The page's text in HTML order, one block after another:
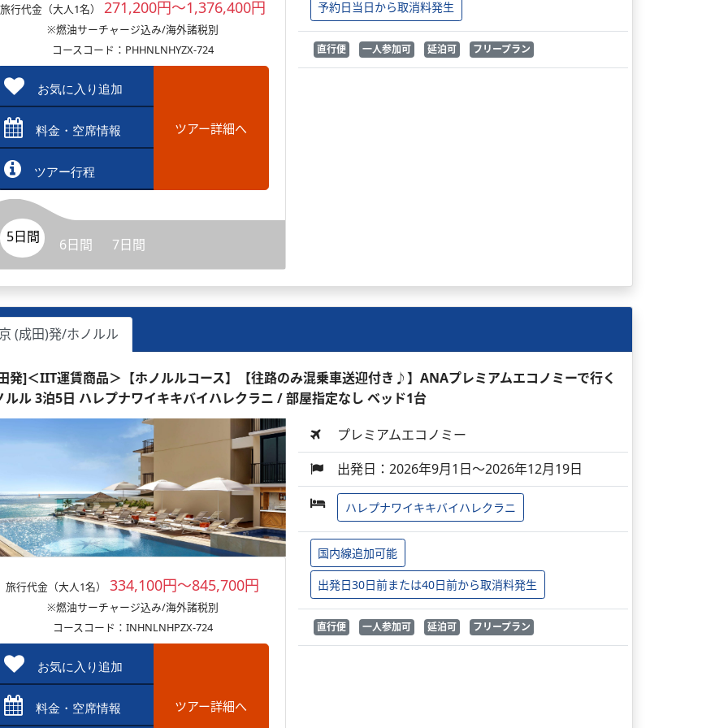
旅行代金（大人1名） 271,200円～1,376,400円
※燃油サーチャージ込み/海外諸税別
コースコード：PHHNLNHYZX-724
お気に入り追加
料金・空席情報
ツアー行程
ツアー詳細へ
5日間 6日間 7日間
予約日当日から取消料発生
直行便 一人参加可 延泊可 フリープラン
(成田)発/ホノルル
発]＜IIT運賃商品＞【ホノルルコース】【往路のみ混乗車送迎付き♪】ANAプレミアムエコノミーで行く
ルル 3泊5日 ハレプナワイキキバイハレクラニ / 部屋指定なし ベッド1台
旅行代金（大人1名） 334,100円～845,700円
※燃油サーチャージ込み/海外諸税別
コースコード：INHNLNHPZX-724
お気に入り追加
料金・空席情報 ツアー詳細へ
プレミアムエコノミー
出発日：2026年9月1日～2026年12月19日
ハレプナワイキキバイハレクラニ
国内線追加可能
出発日30日前または40日前から取消料発生
直行便 一人参加可 延泊可 フリープラン